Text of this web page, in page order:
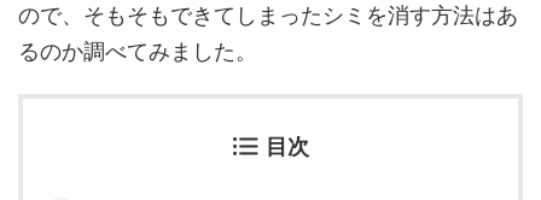
ので、そもそもできてしまったシミを消す方法はあ
るのか調べてみました。
目次